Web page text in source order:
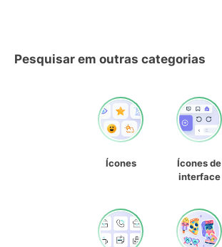
Pesquisar em outras categorias
Ícones
Ícones de
interface